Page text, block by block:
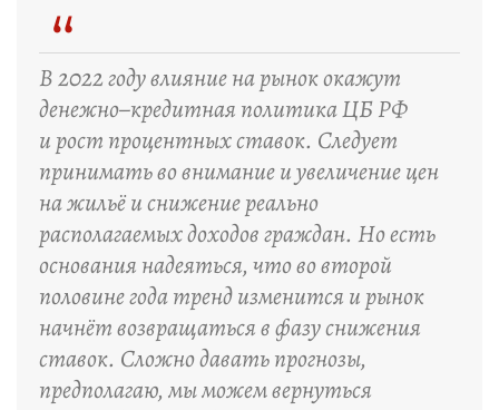
“
В 2022 году влияние на рынок окажут
денежно–кредитная политика ЦБ РФ
и рост процентных ставок. Следует
принимать во внимание и увеличение цен
на жильё и снижение реально
располагаемых доходов граждан. Но есть
основания надеяться, что во второй
половине года тренд изменится и рынок
начнёт возвращаться в фазу снижения
ставок. Сложно давать прогнозы,
предполагаю, мы можем вернуться